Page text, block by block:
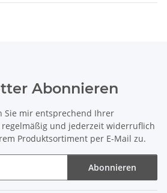
Abonnieren
Sie mir entsprechend Ihrer
regelmäßig und jederzeit widerruflich
Produktsortiment per E-Mail zu.
Abonnieren